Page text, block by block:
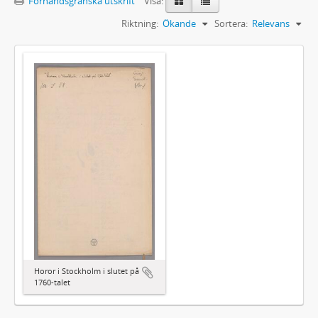
Sortera: Relevans
Riktning: Ökande
Horor i Stockholm i slutet på
1760-talet